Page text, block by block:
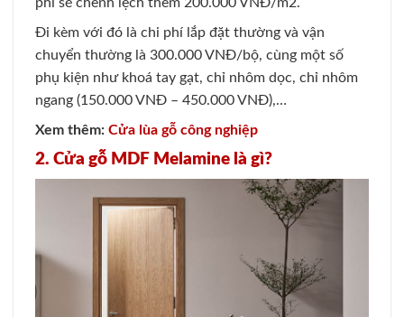
Đi kèm với đó là chi phí lắp đặt thường và vận
chuyển thường là 300.000 VNĐ/bộ, cùng một số
phụ kiện như khoá tay gạt, chỉ nhôm dọc, chỉ nhôm
ngang (150.000 VNĐ – 450.000 VNĐ),…
Xem thêm: Cửa lùa gỗ công nghiệp
2. Cửa gỗ MDF Melamine là gì?